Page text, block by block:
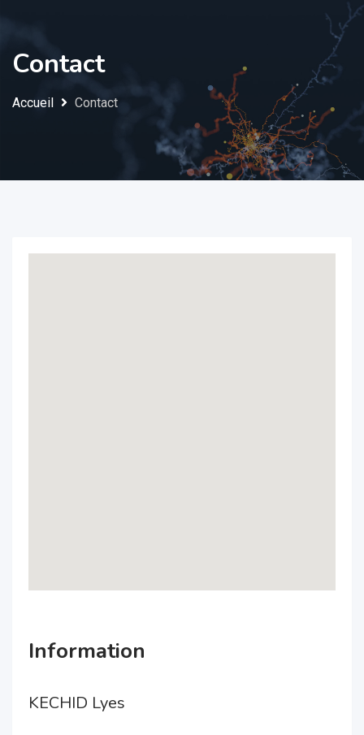
Contact
Accueil Contact
Information
KECHID Lyes